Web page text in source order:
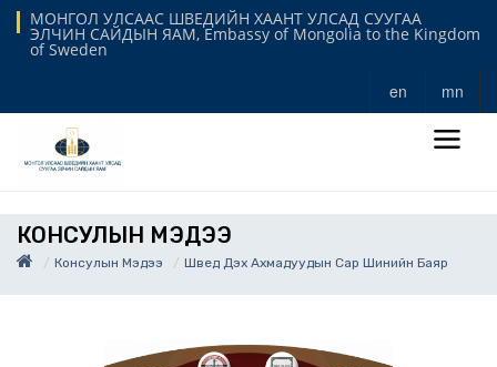
МОНГОЛ УЛСААС ШВЕДИЙН ХААНТ УЛСАД СУУГАА
ЭЛЧИН САЙДЫН ЯАМ, Embassy of Mongolia to the Kingdom
of Sweden
en mn
КОНСУЛЫН МЭДЭЭ
Консулын Мэдээ Швед Дэх Ахмадуудын Сар Шинийн Баяр